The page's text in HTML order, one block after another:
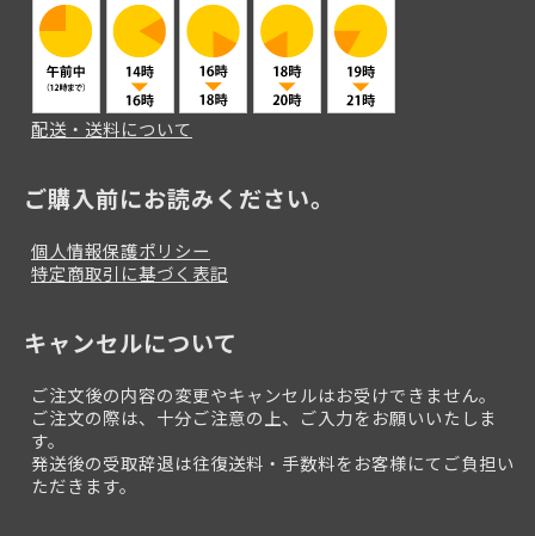
配送・送料について
ご購入前にお読みください。
個人情報保護ポリシー
特定商取引に基づく表記
キャンセルについて
ご注文後の内容の変更やキャンセルはお受けできません。
ご注文の際は、十分ご注意の上、ご入力をお願いいたしま
す。
発送後の受取辞退は往復送料・手数料をお客様にてご負担い
ただきます。